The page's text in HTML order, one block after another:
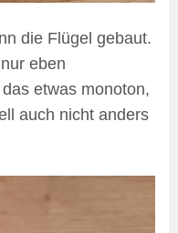
die Flügel gebaut.
eben
etwas monoton,
auch nicht anders